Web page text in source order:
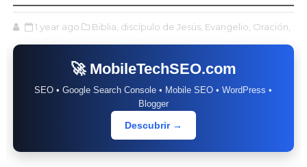
1 year ago Biblia, discípulo de Jesús, Evangelio, Oración,
🚀 MobileTechSEO.com
SEO • Google Search Console • Mobile SEO • WordPress •
Blogger
Descubrir →